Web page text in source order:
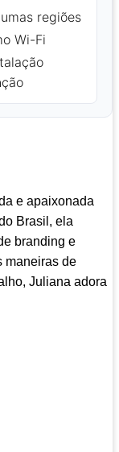
regiões
Wi-Fi
e apaixonada
Brasil, ela
branding e
maneiras de
Juliana adora